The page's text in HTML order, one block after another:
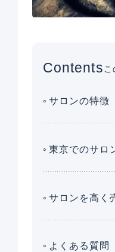
Contentsこ
サロンの特徴
東京でのサロ
サロンを高く
よくある質問